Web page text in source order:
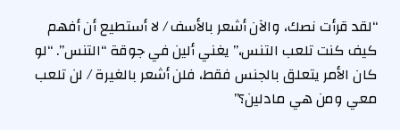
“لقد قرأت نصك، والآن أشعر بالأسف / لا أستطيع أن أفهم
كيف كنت تلعب التنس،” يغني ألين في جوقة “التنس”. “لو
كان الأمر يتعلق بالجنس فقط، فلن أشعر بالغيرة / لن تلعب
معي ومن هي مادلين؟”